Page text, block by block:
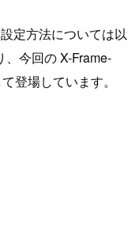
定方法については以
今回の X-Frame-
登場しています。